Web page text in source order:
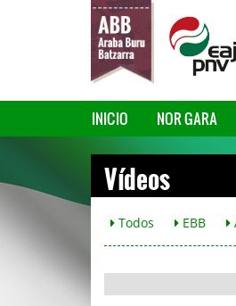
INICIO NOR GARA
Vídeos
Todos EBB